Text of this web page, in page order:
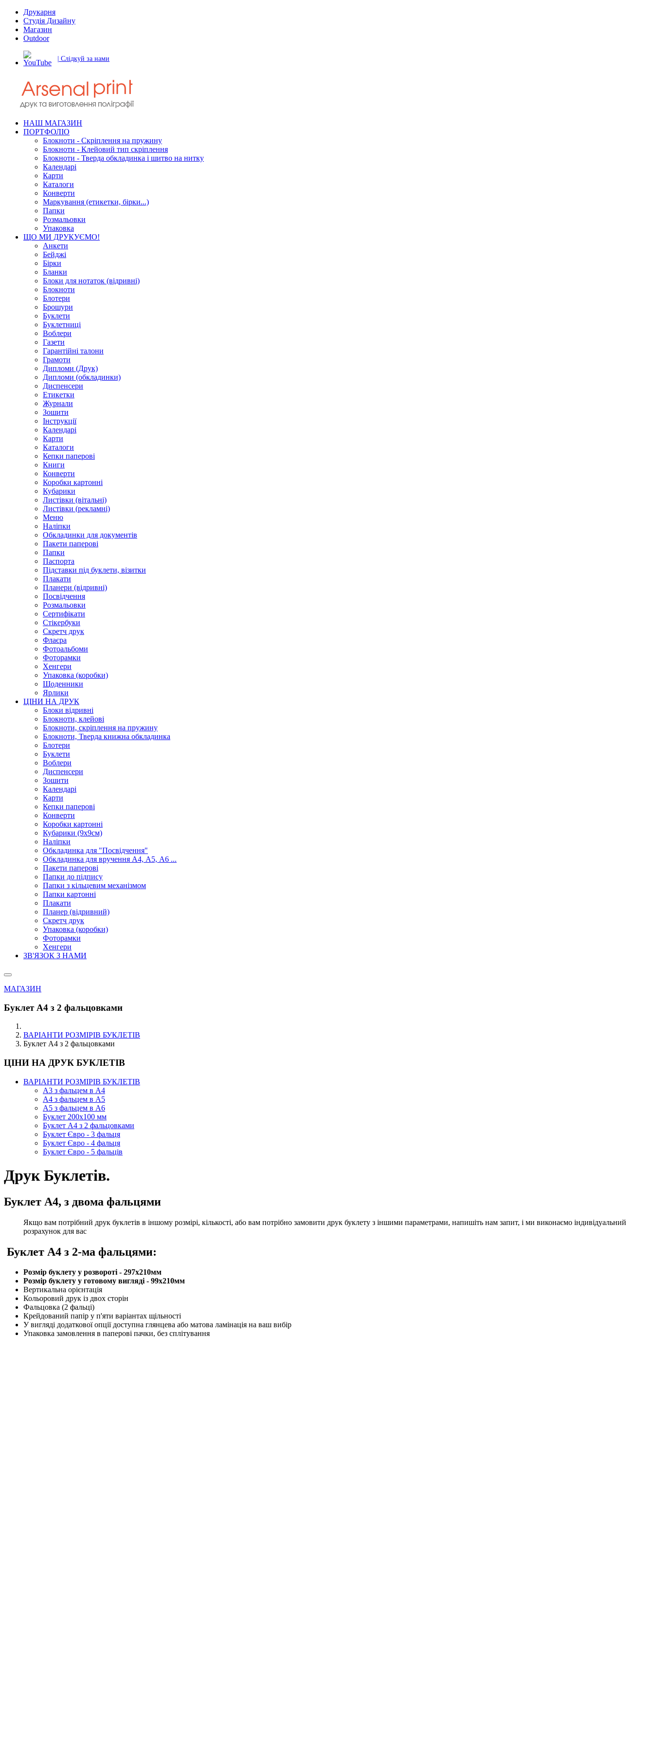
Друкарня
Студія Дизайну
Магазин
Outdoor
| Слідкуй за нами
НАШ МАГАЗИН
ПОРТФОЛІО
Блокноти - Скріплення на пружину
Блокноти - Клейовий тип скріплення
Блокноти - Тверда обкладинка і шитво на нитку
Календарі
Карти
Каталоги
Конверти
Маркування (етикетки, бірки...)
Папки
Розмальовки
Упаковка
ЩО МИ ДРУКУЄМО!
Анкети
Бейджі
Бірки
Бланки
Блоки для нотаток (відривні)
Блокноти
Блотери
Брошури
Буклети
Буклетниці
Воблери
Газети
Гарантійні талони
Грамоти
Дипломи (Друк)
Дипломи (обкладинки)
Диспенсери
Етикетки
Журнали
Зошити
Інструкції
Календарі
Карти
Каталоги
Кепки паперові
Книги
Конверти
Коробки картонні
Кубарики
Листівки (вітальні)
Листівки (рекламні)
Меню
Наліпки
Обкладинки для документів
Пакети паперові
Папки
Паспорта
Підставки під буклети, візитки
Плакати
Планери (відривні)
Посвідчення
Розмальовки
Сертифікати
Стікербуки
Скретч друк
Флаєра
Фотоальбоми
Фоторамки
Хенгери
Упаковка (коробки)
Щоденники
Ярлики
ЦІНИ НА ДРУК
Блоки відривні
Блокноти, клейові
Блокноти, скріплення на пружину
Блокноти, Тверда книжна обкладинка
Блотери
Буклети
Воблери
Диспенсери
Зошити
Календарі
Карти
Кепки паперові
Конверти
Коробки картонні
Кубарики (9х9см)
Наліпки
Обкладинка для "Посвідчення"
Обкладинка для вручення А4, А5, А6 ...
Пакети паперові
Папки до підпису
Папки з кільцевим механізмом
Папки картонні
Плакати
Планер (відривний)
Скретч друк
Упаковка (коробки)
Фоторамки
Хенгери
ЗВ'ЯЗОК З НАМИ
МАГАЗИН
Буклет А4 з 2 фальцовками
ВАРІАНТИ РОЗМІРІВ БУКЛЕТІВ
Буклет А4 з 2 фальцовками
ЦІНИ НА ДРУК БУКЛЕТІВ
ВАРІАНТИ РОЗМІРІВ БУКЛЕТІВ
А3 з фальцем в А4
А4 з фальцем в А5
А5 з фальцем в А6
Буклет 200х100 мм
Буклет А4 з 2 фальцовками
Буклет Євро - 3 фальця
Буклет Євро - 4 фальця
Буклет Євро - 5 фальців
Друк Буклетів.
Буклет А4, з двома фальцями
Якщо вам потрібний друк буклетів в іншому розмірі, кількості, або вам потрібно замовити друк буклету з іншими параметрами, напишіть нам запит, і ми виконаємо індивідуальний
розрахунок для вас
Буклет А4 з 2-ма фальцями:
Розмір буклету у розвороті - 297х210мм
Розмір буклету у готовому вигляді - 99х210мм
Вертикальна орієнтація
Кольоровий друк із двох сторін
Фальцовка (2 фальці)
Крейдований папір у п'яти варіантах щільності
У вигляді додаткової опції доступна глянцева або матова ламінація на ваш вибір
Упаковка замовлення в паперові пачки, без сплітування